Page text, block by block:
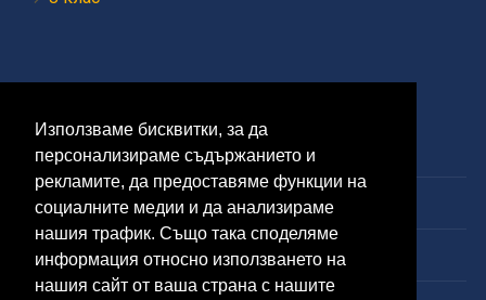
Използваме бисквитки, за да
персонализираме съдържанието и
рекламите, да предоставяме функции на
социалните медии и да анализираме
нашия трафик. Също така споделяме
информация относно използването на
нашия сайт от ваша страна с нашите
9 клас
10 клас
11 клас